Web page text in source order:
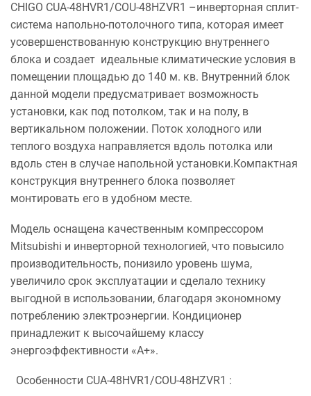
CHIGO CUA-48HVR1/COU-48HZVR1 –инверторная сплит-
система напольно-потолочного типа, которая имеет
усовершенствованную конструкцию внутреннего
блока и создает идеальные климатические условия в
помещении площадью до 140 м. кв. Внутренний блок
данной модели предусматривает возможность
установки, как под потолком, так и на полу, в
вертикальном положении. Поток холодного или
теплого воздуха направляется вдоль потолка или
вдоль стен в случае напольной установки.Компактная
конструкция внутреннего блока позволяет
монтировать его в удобном месте.
Модель оснащена качественным компрессором
Mitsubishi и инверторной технологией, что повысило
производительность, понизило уровень шума,
увеличило срок эксплуатации и сделало технику
выгодной в использовании, благодаря экономному
потреблению электроэнергии. Кондиционер
принадлежит к высочайшему классу
энергоэффективности «А+».
Особенности CUA-48HVR1/COU-48HZVR1 :